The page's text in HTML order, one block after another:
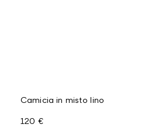
Camicia in misto lino
120 €